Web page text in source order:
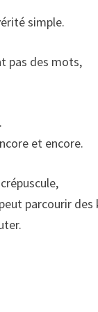
simple.
pas des mots,
et encore.
peut parcourir